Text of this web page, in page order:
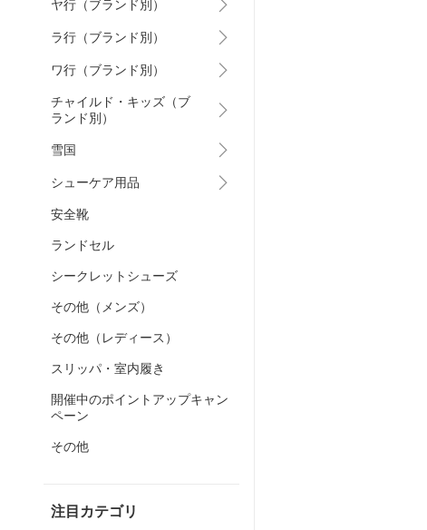
ヤ行（ブランド別）
ラ行（ブランド別）
ワ行（ブランド別）
チャイルド・キッズ（ブ
ランド別）
雪国
シューケア用品
安全靴
ランドセル
シークレットシューズ
その他（メンズ）
その他（レディース）
スリッパ・室内履き
開催中のポイントアップキャン
ペーン
その他
注目カテゴリ